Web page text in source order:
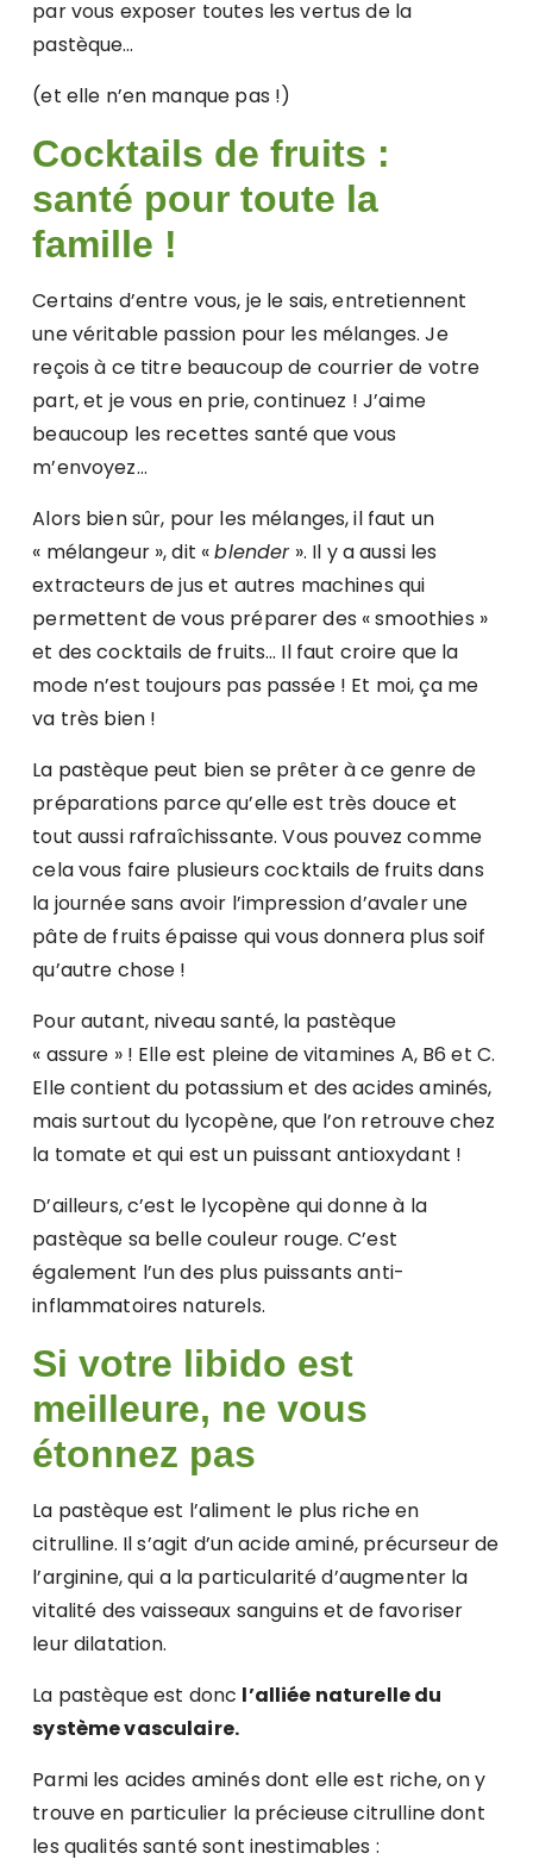
par vous exposer toutes les vertus de la
pastèque…
(et elle n’en manque pas !)
Cocktails de fruits :
santé pour toute la
famille !
Certains d’entre vous, je le sais, entretiennent
une véritable passion pour les mélanges. Je
reçois à ce titre beaucoup de courrier de votre
part, et je vous en prie, continuez ! J’aime
beaucoup les recettes santé que vous
m’envoyez…
Alors bien sûr, pour les mélanges, il faut un
« mélangeur », dit «blender». Il y a aussi les
extracteurs de jus et autres machines qui
permettent de vous préparer des « smoothies »
et des cocktails de fruits… Il faut croire que la
mode n’est toujours pas passée ! Et moi, ça me
va très bien !
La pastèque peut bien se prêter à ce genre de
préparations parce qu’elle est très douce et
tout aussi rafraîchissante. Vous pouvez comme
cela vous faire plusieurs cocktails de fruits dans
la journée sans avoir l’impression d’avaler une
pâte de fruits épaisse qui vous donnera plus soif
qu’autre chose !
Pour autant, niveau santé, la pastèque
« assure » ! Elle est pleine de vitamines A, B6 et C.
Elle contient du potassium et des acides aminés,
mais surtout du lycopène, que l’on retrouve chez
la tomate et qui est un puissant antioxydant !
D’ailleurs, c’est le lycopène qui donne à la
pastèque sa belle couleur rouge. C’est
également l’un des plus puissants anti-
inflammatoires naturels.
Si votre libido est
meilleure, ne vous
étonnez pas
La pastèque est l’aliment le plus riche en
citrulline. Il s’agit d’un acide aminé, précurseur de
l’arginine, qui a la particularité d’augmenter la
vitalité des vaisseaux sanguins et de favoriser
leur dilatation.
La pastèque est donc l’alliée naturelle du
système vasculaire.
Parmi les acides aminés dont elle est riche, on y
trouve en particulier la précieuse citrulline dont
les qualités santé sont inestimables :